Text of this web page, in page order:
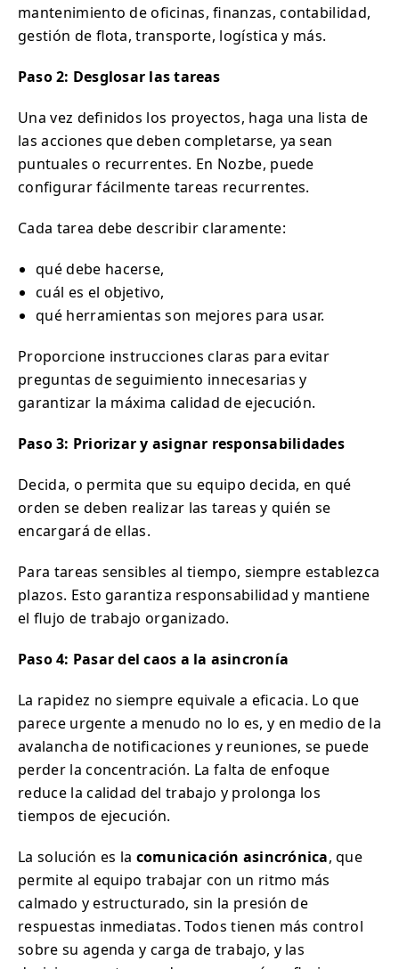
mantenimiento de oficinas, finanzas, contabilidad,
gestión de flota, transporte, logística y más.
Paso 2: Desglosar las tareas
Una vez definidos los proyectos, haga una lista de
las acciones que deben completarse, ya sean
puntuales o recurrentes. En Nozbe, puede
configurar fácilmente tareas recurrentes.
Cada tarea debe describir claramente:
qué debe hacerse,
cuál es el objetivo,
qué herramientas son mejores para usar.
Proporcione instrucciones claras para evitar
preguntas de seguimiento innecesarias y
garantizar la máxima calidad de ejecución.
Paso 3: Priorizar y asignar responsabilidades
Decida, o permita que su equipo decida, en qué
orden se deben realizar las tareas y quién se
encargará de ellas.
Para tareas sensibles al tiempo, siempre establezca
plazos. Esto garantiza responsabilidad y mantiene
el flujo de trabajo organizado.
Paso 4: Pasar del caos a la asincronía
La rapidez no siempre equivale a eficacia. Lo que
parece urgente a menudo no lo es, y en medio de la
avalancha de notificaciones y reuniones, se puede
perder la concentración. La falta de enfoque
reduce la calidad del trabajo y prolonga los
tiempos de ejecución.
La solución es la comunicación asincrónica, que
permite al equipo trabajar con un ritmo más
calmado y estructurado, sin la presión de
respuestas inmediatas. Todos tienen más control
sobre su agenda y carga de trabajo, y las